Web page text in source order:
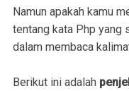
Namun apakah kamu
tentang kata Php yang
dalam membaca
Berikut ini adalah